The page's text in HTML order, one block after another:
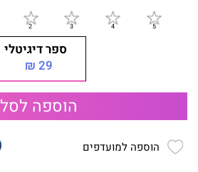
ספר דיגיטלי
29 ₪
הוספה לסל
הוספה למועדפים